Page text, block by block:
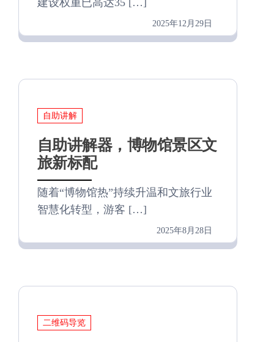
建设权重已高达35 […]
2025年12月29日
自助讲解
自助讲解器，博物馆景区文
旅新标配
随着“博物馆热”持续升温和文旅行业
智慧化转型，游客 […]
2025年8月28日
二维码导览